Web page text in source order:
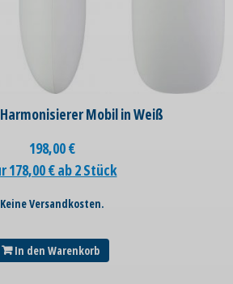
Mobil in Weiß
198,00€
178,00 € ab 2 Stück
Keine Versandkosten.
In den Warenkorb